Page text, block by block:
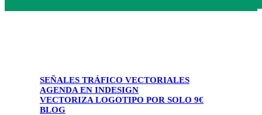
SEÑALES TRÁFICO VECTORIALES
AGENDA EN INDESIGN
VECTORIZA LOGOTIPO POR SOLO 9€
BLOG